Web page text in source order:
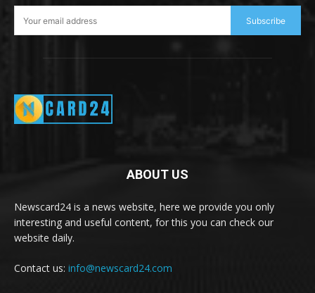
Subscribe
ABOUT US
Newscard24 is a news website, here we provide you only
interesting and useful content, for this you can check our
website daily.
Contact us: info@newscard24.com